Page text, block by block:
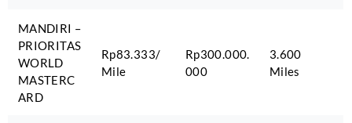
MANDIRI –
PRIORITAS
WORLD
MASTERC
ARD
Rp83.333/
Mile
Rp300.000.
000
3.600
Miles